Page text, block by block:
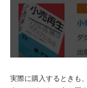
実際に購入するときも